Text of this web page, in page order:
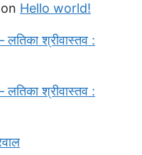
on Hello world!
श्रीवास्तव :
श्रीवास्तव :